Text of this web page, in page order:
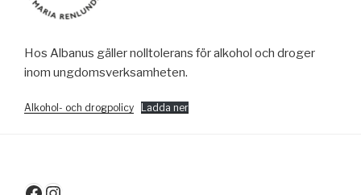
Hos Albanus gäller nolltolerans för alkohol och droger
inom ungdomsverksamheten.
Alkohol- och drogpolicy Ladda ner